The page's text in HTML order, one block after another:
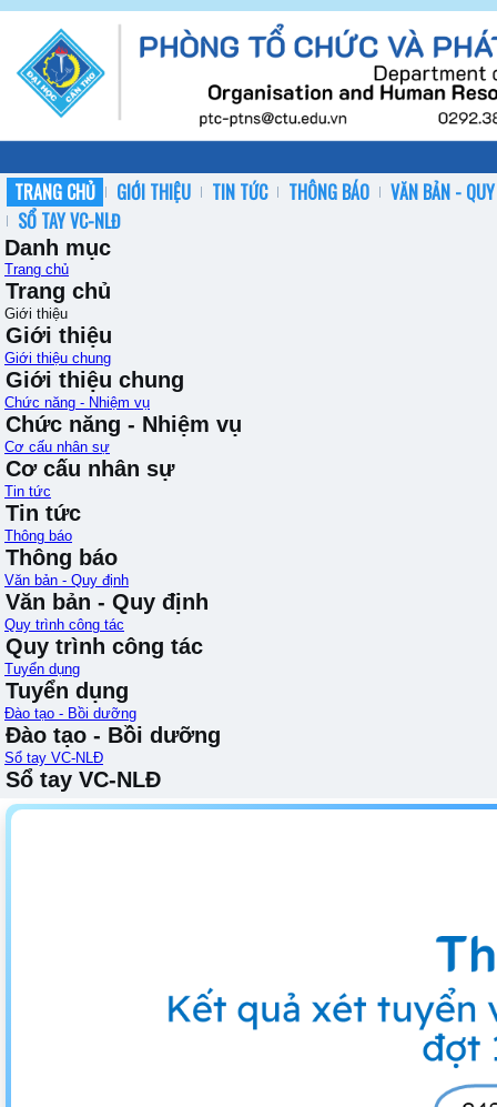
TRANG CHỦ GIỚI THIỆU TIN TỨC THÔNG BÁO
VĂN BẢN -
SỔ TAY VC-NLĐ
Danh mục
Trang chủ
Trang chủ
Giới thiệu
Giới thiệu
Giới thiệu chung
Giới thiệu chung
Chức năng - Nhiệm vụ
Chức năng - Nhiệm vụ
Cơ cấu nhân sự
Cơ cấu nhân sự
Tin tức
Tin tức
Thông báo
Thông báo
Văn bản - Quy định
Văn bản - Quy định
Quy trình công tác
Quy trình công tác
Tuyển dụng
Tuyển dụng
Đào tạo - Bồi dưỡng
Đào tạo - Bồi dưỡng
Sổ tay VC-NLĐ
Sổ tay VC-NLĐ